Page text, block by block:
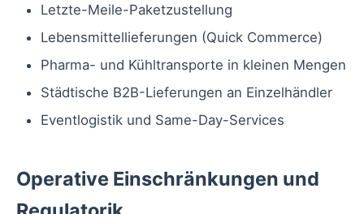
Letzte-Meile-Paketzustellung
Lebensmittellieferungen (Quick Commerce)
Pharma- und Kühltransporte in kleinen Mengen
Städtische B2B-Lieferungen an Einzelhändler
Eventlogistik und Same-Day-Services
Operative Einschränkungen und